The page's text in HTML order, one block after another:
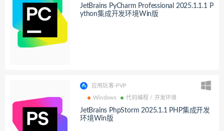
JetBrains PyCharm Professional 2025.1.1.1 P
ython集成开发环境Win版
应用玩客-PVP
Windows 代码编程 / 开发环境
JetBrains PhpStorm 2025.1.1 PHP集成开发
环境Win版